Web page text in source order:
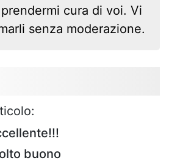
cura di voi. Vi
senza moderazione.
buono